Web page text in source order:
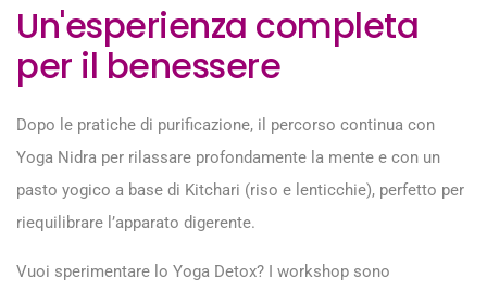
Un'esperienza completa
per il benessere
Dopo le pratiche di purificazione, il percorso continua con
Yoga Nidra per rilassare profondamente la mente e con un
pasto yogico a base di Kitchari (riso e lenticchie), perfetto per
riequilibrare l’apparato digerente.
Vuoi sperimentare lo Yoga Detox? I workshop sono